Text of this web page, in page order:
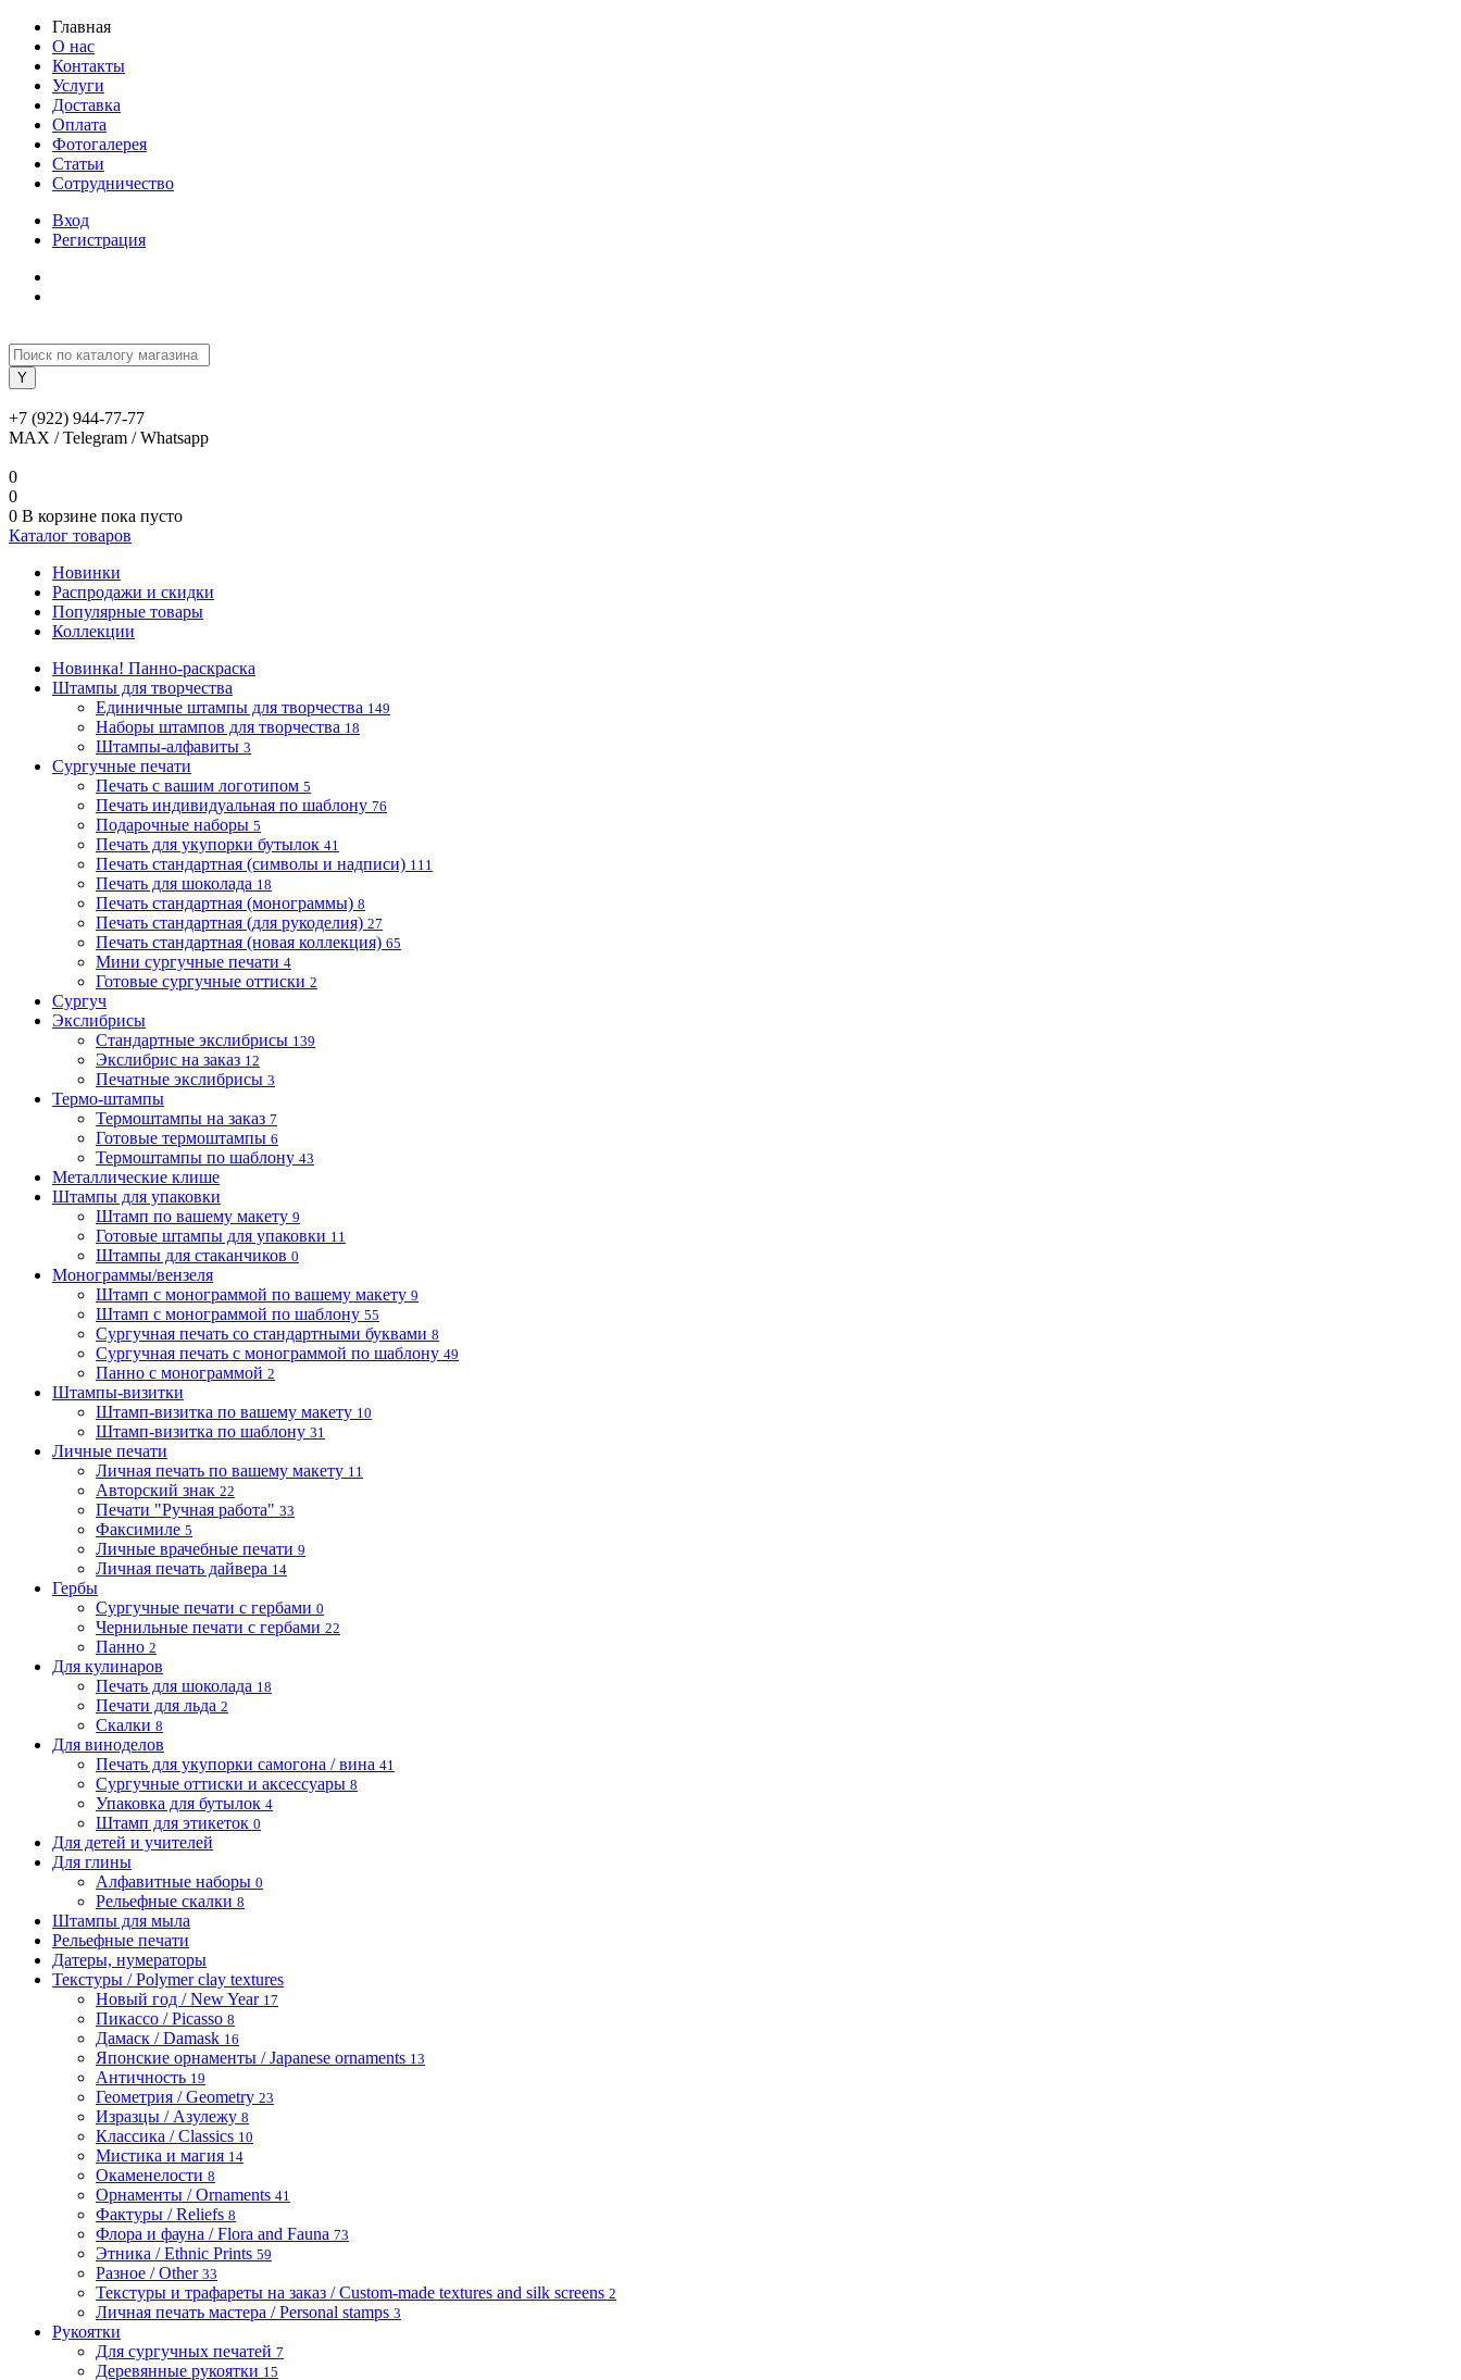
Главная
О нас
Контакты
Услуги
Доставка
Оплата
Фотогалерея
Статьи
Сотрудничество
Вход
Регистрация
+7 (922) 944-77-77
MAX / Telegram / Whatsapp
0
0
0 В корзине пока пусто
Каталог товаров
Новинки
Распродажи и скидки
Популярные товары
Коллекции
Новинка! Панно-раскраска
Штампы для творчества
Единичные штампы для творчества 149
Наборы штампов для творчества 18
Штампы-алфавиты 3
Сургучные печати
Печать с вашим логотипом 5
Печать индивидуальная по шаблону 76
Подарочные наборы 5
Печать для укупорки бутылок 41
Печать стандартная (символы и надписи) 111
Печать для шоколада 18
Печать стандартная (монограммы) 8
Печать стандартная (для рукоделия) 27
Печать стандартная (новая коллекция) 65
Мини сургучные печати 4
Готовые сургучные оттиски 2
Сургуч
Экслибрисы
Стандартные экслибрисы 139
Экслибрис на заказ 12
Печатные экслибрисы 3
Термо-штампы
Термоштампы на заказ 7
Готовые термоштампы 6
Термоштампы по шаблону 43
Металлические клише
Штампы для упаковки
Штамп по вашему макету 9
Готовые штампы для упаковки 11
Штампы для стаканчиков 0
Монограммы/вензеля
Штамп с монограммой по вашему макету 9
Штамп с монограммой по шаблону 55
Сургучная печать со стандартными буквами 8
Сургучная печать с монограммой по шаблону 49
Панно с монограммой 2
Штампы-визитки
Штамп-визитка по вашему макету 10
Штамп-визитка по шаблону 31
Личные печати
Личная печать по вашему макету 11
Авторский знак 22
Печати "Ручная работа" 33
Факсимиле 5
Личные врачебные печати 9
Личная печать дайвера 14
Гербы
Сургучные печати с гербами 0
Чернильные печати с гербами 22
Панно 2
Для кулинаров
Печать для шоколада 18
Печати для льда 2
Скалки 8
Для виноделов
Печать для укупорки самогона / вина 41
Сургучные оттиски и аксессуары 8
Упаковка для бутылок 4
Штамп для этикеток 0
Для детей и учителей
Для глины
Алфавитные наборы 0
Рельефные скалки 8
Штампы для мыла
Рельефные печати
Датеры, нумераторы
Текстуры / Polymer clay textures
Новый год / New Year 17
Пикассо / Picasso 8
Дамаск / Damask 16
Японские орнаменты / Japanese ornaments 13
Античность 19
Геометрия / Geometry 23
Изразцы / Азулежу 8
Классика / Classics 10
Мистика и магия 14
Окаменелости 8
Орнаменты / Ornaments 41
Фактуры / Reliefs 8
Флора и фауна / Flora and Fauna 73
Этника / Ethnic Prints 59
Разное / Other 33
Текстуры и трафареты на заказ / Custom-made textures and silk screens 2
Личная печать мастера / Personal stamps 3
Рукоятки
Для сургучных печатей 7
Деревянные рукоятки 15